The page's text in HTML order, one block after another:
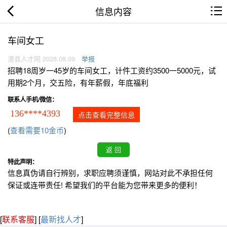
信息内容
车间女工
澧县人才网 2026.08.09 举报
招聘18周岁一45岁的车间女工，计件工资约3500一5000元，试
用期2个月，交五险，有年薪假，年底福利
联系人手机/微信：
136****4393 点击查看完整信息
(查看需要10金币)
特此声明：
信息真伪请自行辨别，求职应聘须谨慎，网站对此不承担任何
保证或连带责任! 希望我们的平台能为您带来更多的便利！
[联系客服] [最新找人才]